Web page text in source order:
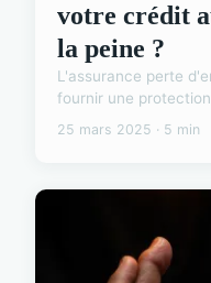
votre crédit
la peine ?
L'assurance perte
fournir une
25 mars 2025 · 5 min